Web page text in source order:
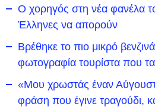
Ο χορηγός στη νέα φανέλα
Έλληνες να απορούν
Βρέθηκε το πιο μικρό
φωτογραφία τουρίστα που τα
«Μου χρωστάς έναν
φράση που έγινε τραγούδι,